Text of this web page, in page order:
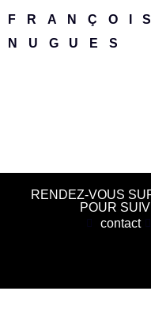
NUGUES
RENDEZ-VOUS
POUR
contact